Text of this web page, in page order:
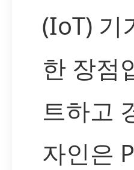
(IoT) 기
한 장점
트하고
자인은